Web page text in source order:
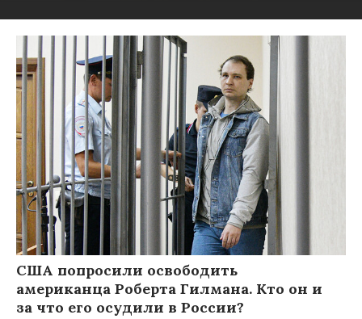
США попросили освободить
американца Роберта Гилмана. Кто он и
за что его осудили в России?